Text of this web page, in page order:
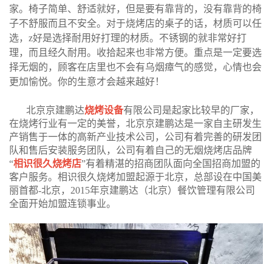
家。椅子简单、舒适就好，但是要有靠背的，没有靠背的椅
子不舒服而且不安全。对于烧烤店的桌子的话，材质可以任
选，z好是选择耐用好打理的材质。不锈钢的就非常好打
理，而且经久耐用。收拾起来也非常方便。重点是一定要选
择无烟的，顾客在店里也不会有乌烟瘴气的感觉，心情也会
更加愉悦。你的生意才会越来越好！
北京京建鹏达烧烤设备有限公司是起家比较早的厂家，
在烧烤行业有一定的美誉，北京京建鹏达是一家自主研发生
产销售于一体的高新产业技术公司，公司有着完善的研发团
队和售后安装服务团队，公司有着自己的无烟烧烤店品牌
“相识很久烧烤店”有着精湛的招商团队面向全国招商加盟的
客户服务。相识很久烧烤加盟起源于北京，总部设在中国美
丽首都-北京，2015年京建鹏达（北京）餐饮管理有限公司
全面开始加盟连锁事业。